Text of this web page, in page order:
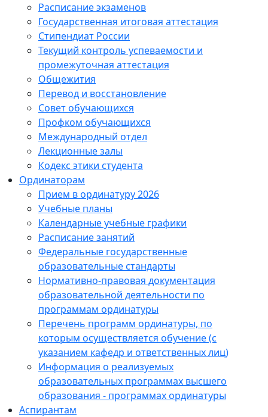
Расписание экзаменов
Государственная итоговая аттестация
Стипендиат России
Текущий контроль успеваемости и
промежуточная аттестация
Общежития
Перевод и восстановление
Совет обучающихся
Профком обучающихся
Международный отдел
Лекционные залы
Кодекс этики студента
Ординаторам
Прием в ординатуру 2026
Учебные планы
Календарные учебные графики
Расписание занятий
Федеральные государственные
образовательные стандарты
Нормативно-правовая документация
образовательной деятельности по
программам ординатуры
Перечень программ ординатуры, по
которым осуществляется обучение (с
указанием кафедр и ответственных лиц)
Информация о реализуемых
образовательных программах высшего
образования - программах ординатуры
Аспирантам